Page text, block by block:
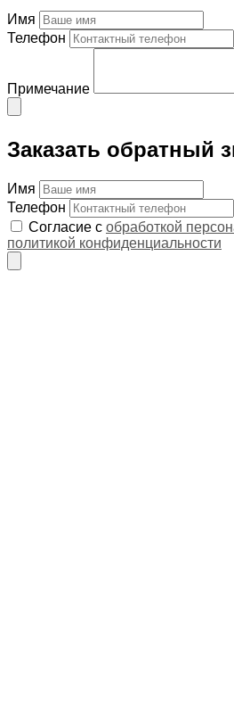
Имя
Телефон
Примечание
Заказать обратный
Имя
Телефон
Согласие с обработкой
политикой конфиденциальности